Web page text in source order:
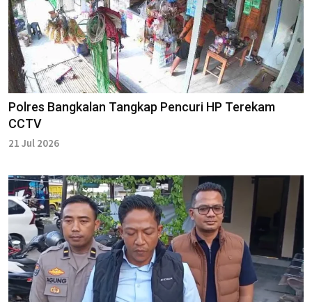
Polres Bangkalan Tangkap Pencuri HP Terekam
CCTV
21 Jul 2026